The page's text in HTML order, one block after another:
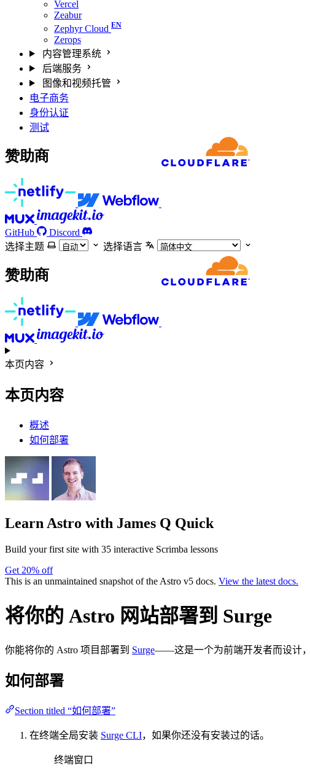
Vercel
Zeabur
Zephyr Cloud
Zerops
内容管理系统
后端服务
图像和视频托管
电子商务
身份认证
测试
赞助商
GitHub
Discord
选择主题
选择语言
赞助商
本页内容
本页内容
概述
如何部署
Learn Astro with James Q Quick
Build your first site with 35 interactive Scrimba lessons
Get 20% off
This is an unmaintained snapshot of the Astro v5 docs. View the latest docs.
将你的 Astro 网站部署到 Surge
你能将你的 Astro 项目部署到 Surge——这是一个为前端开发者而设计，
如何部署
Section titled “如何部署”
在终端全局安装 Surge CLI，如果你还没有安装过的话。
终端窗口